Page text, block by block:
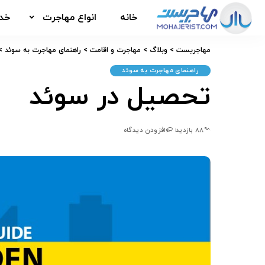
خانه انواع مهاجرت
ایتالیا
کانادا
کانادا
اتریش
هلند
مهاجریست > وبلاگ > مهاجرت و اقامت > راهنمای مهاجرت به سوئد
راهنمای مهاجرت به سوئد
تحصیل در سوئد
88 بازدید افزودن دیدگاه